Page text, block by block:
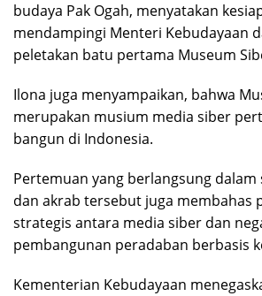
budaya Pak Ogah, menyatakan
mendampingi Menteri Kebudayaan
peletakan batu pertama Museum
Ilona juga menyampaikan, bahwa
merupakan musium media siber
bangun di Indonesia.
Pertemuan yang berlangsung dalam
dan akrab tersebut juga membahas
strategis antara media siber dan
pembangunan peradaban berbasis
Kementerian Kebudayaan